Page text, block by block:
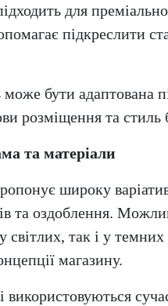
для
підкреслити
бути адаптована
розміщення та стиль
та матеріали
широку
та оздоблення.
світлих, так і у темних
магазину.